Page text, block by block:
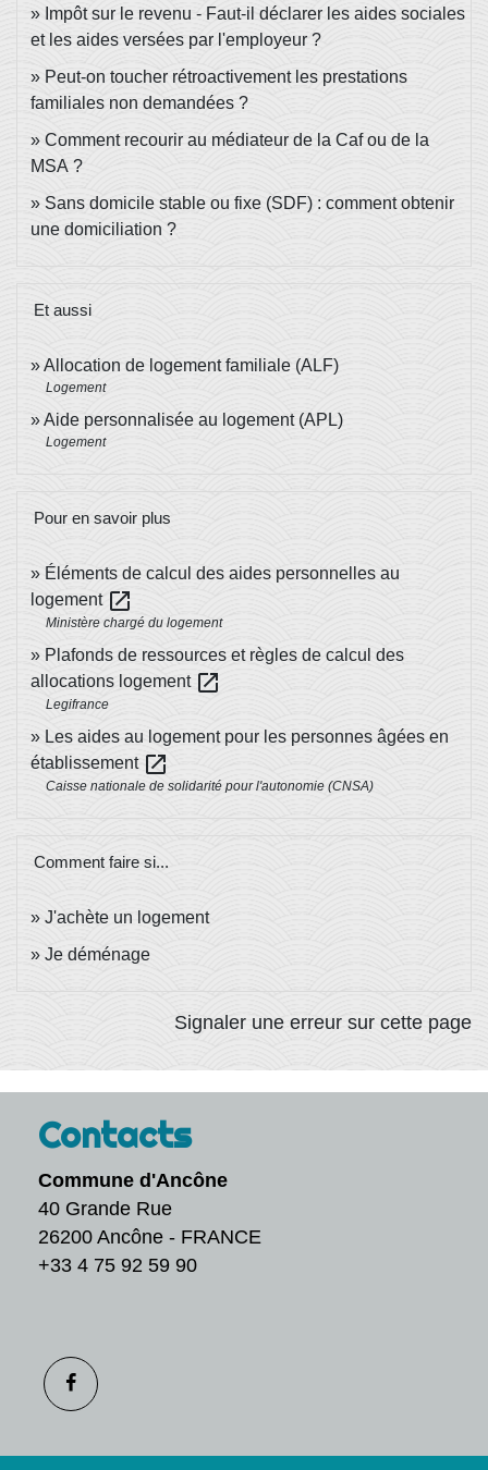
Impôt sur le revenu - Faut-il déclarer les aides sociales
et les aides versées par l'employeur ?
Peut-on toucher rétroactivement les prestations
familiales non demandées ?
Comment recourir au médiateur de la Caf ou de la
MSA ?
Sans domicile stable ou fixe (SDF) : comment obtenir
une domiciliation ?
Et aussi
Allocation de logement familiale (ALF)
Logement
Aide personnalisée au logement (APL)
Logement
Pour en savoir plus
Éléments de calcul des aides personnelles au
logement open_in_new
Ministère chargé du logement
Plafonds de ressources et règles de calcul des
allocations logement open_in_new
Legifrance
Les aides au logement pour les personnes âgées en
établissement open_in_new
Caisse nationale de solidarité pour l'autonomie (CNSA)
Comment faire si...
J'achète un logement
Je déménage
Signaler une erreur sur cette page
Contacts
Commune d'Ancône
40 Grande Rue
26200 Ancône - FRANCE
+33 4 75 92 59 90